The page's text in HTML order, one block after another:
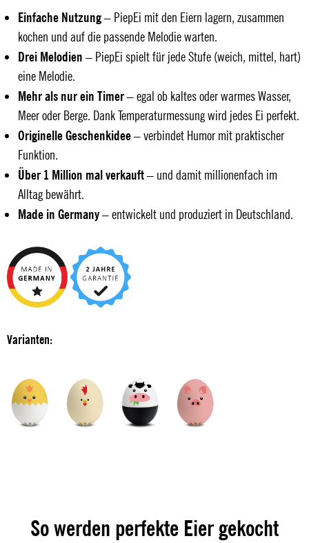
Einfache Nutzung– PiepEi mit den Eiern lagern, zusammen
kochen und auf die passende Melodie warten.
Drei Melodien – PiepEi spielt für jede Stufe (weich, mittel, hart)
eine Melodie.
Mehr als nur ein Timer– egal ob kaltes oder warmes Wasser,
Meer oder Berge. Dank Temperaturmessung wird jedes Ei perfekt.
Originelle Geschenkidee– verbindet Humor mit praktischer
Funktion.
Über 1 Million mal verkauft– und damit millionenfach im
Alltag bewährt.
Made in Germany– entwickelt und produziert in Deutschland.
Varianten:
So werden perfekte Eier gekocht